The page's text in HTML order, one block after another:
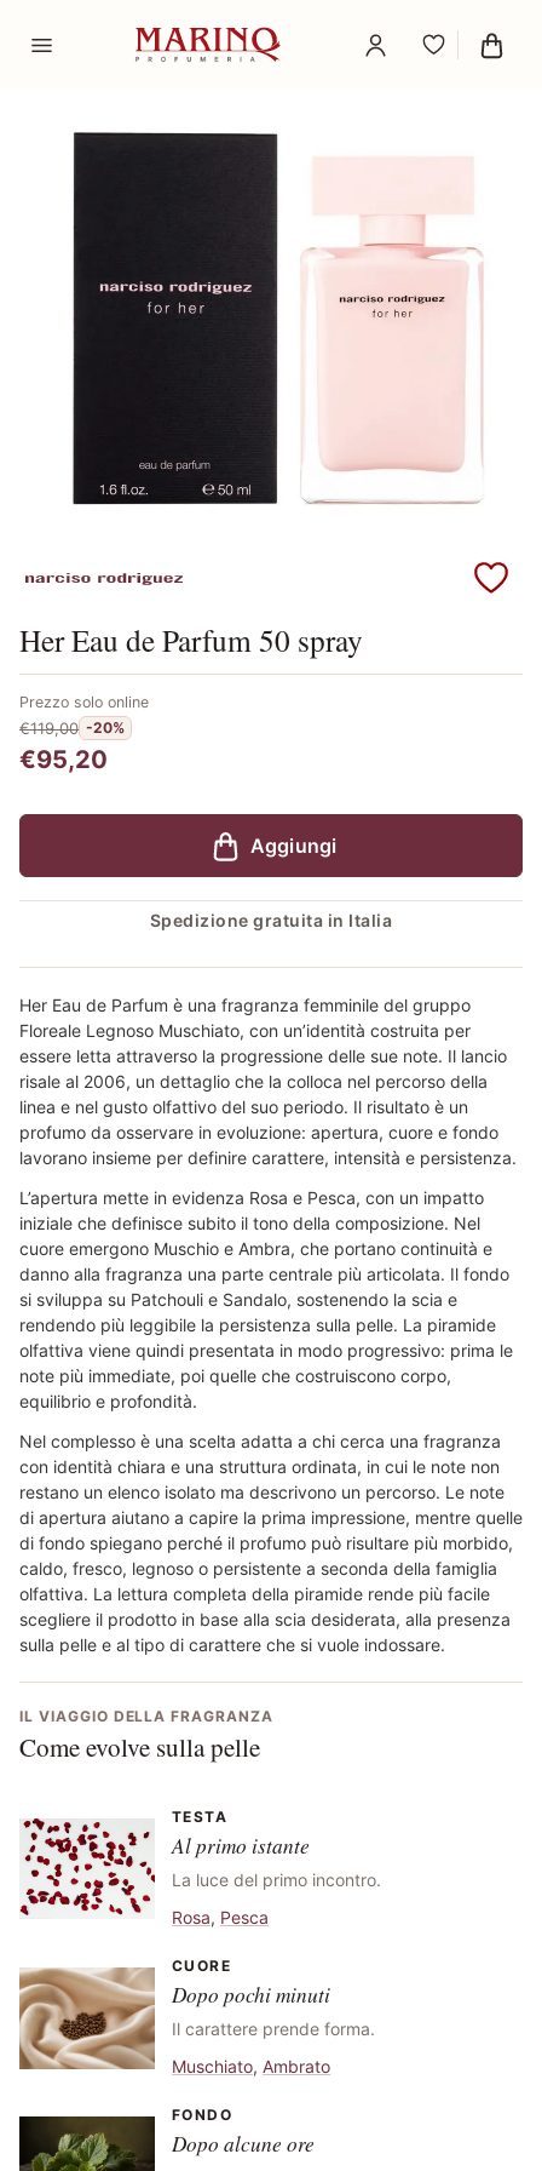
Scopri i prodotti Narciso Rodriguez
Her Eau de Parfum 50 spray
Prezzo solo online
€119,00 -20%
€95,20
Aggiungi
Spedizione gratuita in Italia
Her Eau de Parfum è una fragranza femminile del gruppo
Floreale Legnoso Muschiato, con un’identità costruita per
essere letta attraverso la progressione delle sue note. Il lancio
risale al 2006, un dettaglio che la colloca nel percorso della
linea e nel gusto olfattivo del suo periodo. Il risultato è un
profumo da osservare in evoluzione: apertura, cuore e fondo
lavorano insieme per definire carattere, intensità e persistenza.
L’apertura mette in evidenza Rosa e Pesca, con un impatto
iniziale che definisce subito il tono della composizione. Nel
cuore emergono Muschio e Ambra, che portano continuità e
danno alla fragranza una parte centrale più articolata. Il fondo
si sviluppa su Patchouli e Sandalo, sostenendo la scia e
rendendo più leggibile la persistenza sulla pelle. La piramide
olfattiva viene quindi presentata in modo progressivo: prima le
note più immediate, poi quelle che costruiscono corpo,
equilibrio e profondità.
Nel complesso è una scelta adatta a chi cerca una fragranza
con identità chiara e una struttura ordinata, in cui le note non
restano un elenco isolato ma descrivono un percorso. Le note
di apertura aiutano a capire la prima impressione, mentre quelle
di fondo spiegano perché il profumo può risultare più morbido,
caldo, fresco, legnoso o persistente a seconda della famiglia
olfattiva. La lettura completa della piramide rende più facile
scegliere il prodotto in base alla scia desiderata, alla presenza
sulla pelle e al tipo di carattere che si vuole indossare.
IL VIAGGIO DELLA FRAGRANZA
Come evolve sulla pelle
TESTA
Al primo istante
La luce del primo incontro.
Rosa, Pesca
CUORE
Dopo pochi minuti
Il carattere prende forma.
Muschiato, Ambrato
FONDO
Dopo alcune ore